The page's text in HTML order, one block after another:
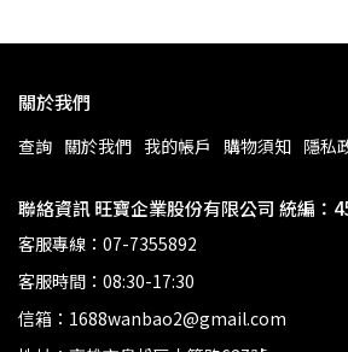
關於我們
查詢 關於我們 我的帳戶 購物須知 隱私
聯絡資訊 旺寶企業股份有限公司 統編：
客服專線：07-7355892
客服時間：08:30-17:30
信箱：1688wanbao2@gmail.com